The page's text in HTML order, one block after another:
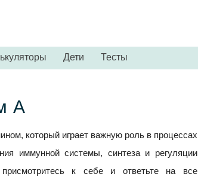
Дети Тесты
А
который играет важную роль в процессах
иммунной системы, синтеза и регуляции
к себе и ответьте на все